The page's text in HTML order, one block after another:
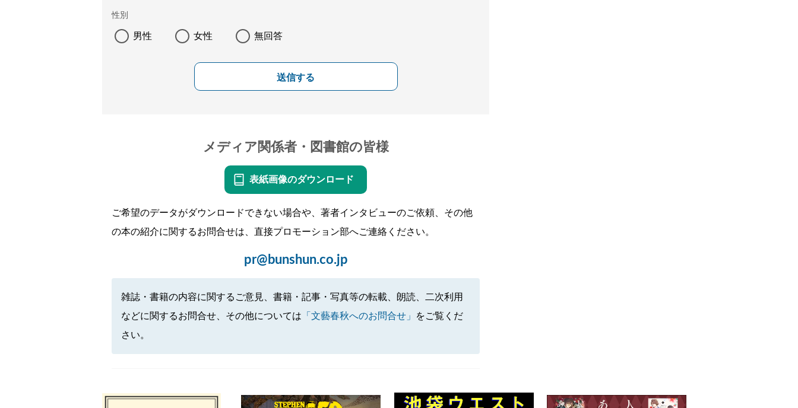
性別
男性 女性 無回答
送信する
メディア関係者・図書館の皆様
表紙画像のダウンロード
ご希望のデータがダウンロードできない場合や、著者インタビューのご依頼、その他
の本の紹介に関するお問合せは、直接プロモーション部へご連絡ください。
pr@bunshun.co.jp
雑誌・書籍の内容に関するご意見、書籍・記事・写真等の転載、朗読、二次利用
などに関するお問合せ、その他については 「文藝春秋へのお問合せ」
をご覧くだ
さい。